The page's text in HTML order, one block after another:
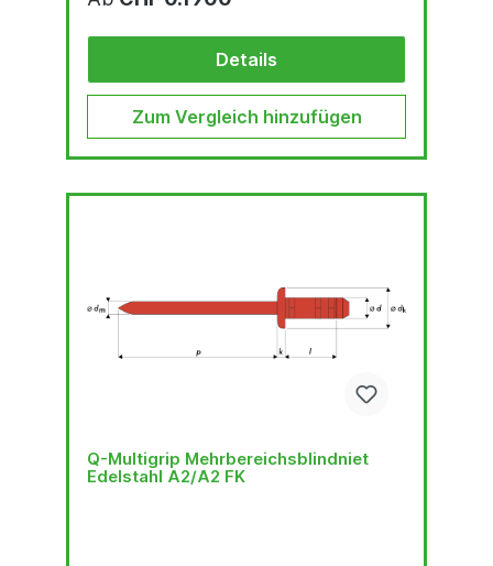
Details
Zum Vergleich hinzufügen
Q-Multigrip Mehrbereichsblindniet
Edelstahl A2/A2 FK